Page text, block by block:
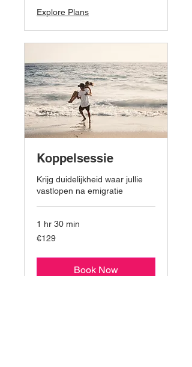
Explore Plans
Koppelsessie
Krijg duidelijkheid waar jullie
vastlopen na emigratie
1 hr 30 min
129
euros
€129
Book Now